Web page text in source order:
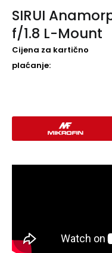
SIRUI
f/1.8 L-Mount
Cijena za kartično
plaćanje: